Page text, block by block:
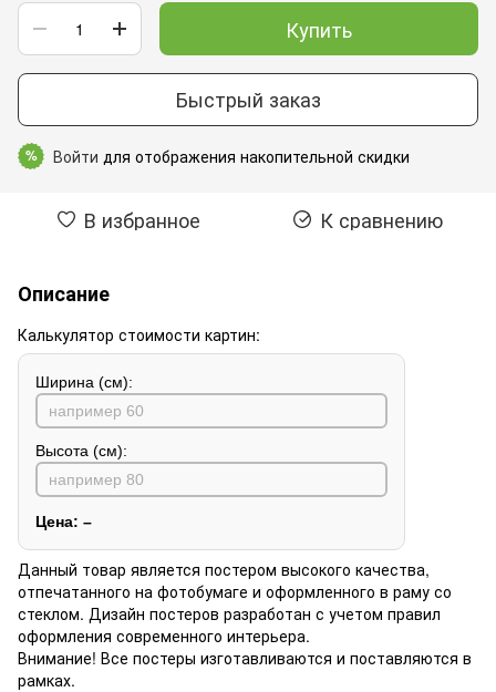
Купить
Быстрый заказ
% Войти для отображения накопительной скидки
В избранное К сравнению
Описание
Калькулятор стоимости картин:
Ширина (см):
Высота (см):
Цена: –
Данный товар является постером высокого качества,
отпечатанного на фотобумаге и оформленного в раму со
стеклом. Дизайн постеров разработан с учетом правил
оформления современного интерьера.
Внимание! Все постеры изготавливаются и поставляются в
рамках.